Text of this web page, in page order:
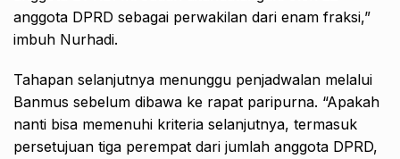
anggota DPRD sebagai perwakilan dari enam fraksi,”
imbuh Nurhadi.
Tahapan selanjutnya menunggu penjadwalan melalui
Banmus sebelum dibawa ke rapat paripurna. “Apakah
nanti bisa memenuhi kriteria selanjutnya, termasuk
persetujuan tiga perempat dari jumlah anggota DPRD,